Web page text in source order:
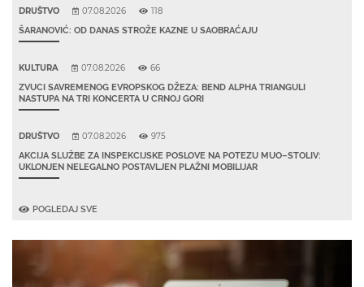
DRUŠTVO 07.08.2026 118
ŠARANOVIĆ: OD DANAS STROŽE KAZNE U SAOBRAĆAJU
KULTURA 07.08.2026 66
ZVUCI SAVREMENOG EVROPSKOG DŽEZA: BEND ALPHA TRIANGULI
NASTUPA NA TRI KONCERTA U CRNOJ GORI
DRUŠTVO 07.08.2026 975
AKCIJA SLUŽBE ZA INSPEKCIJSKE POSLOVE NA POTEZU MUO–STOLIV:
UKLONJEN NELEGALNO POSTAVLJEN PLAŽNI MOBILIJAR
POGLEDAJ SVE